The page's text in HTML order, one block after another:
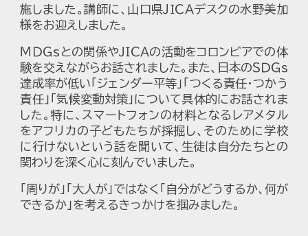
施しました。講師に、山口県ＪＩＣＡデスクの水野美加
様をお迎えしました。
ＭＤＧｓとの関係やＪＩＣＡの活動をコロンビアでの体
験を交えながらお話されました。また、日本のＳＤＧｓ
達成率が低い「ジェンダー平等」「つくる責任・つかう
責任」「気候変動対策」について具体的にお話されま
した。特に、スマートフォンの材料となるレアメタル
をアフリカの子どもたちが採掘し、そのために学校
に行けないという話を聞いて、生徒は自分たちとの
関わりを深く心に刻んでいました。
「周りが」「大人が」ではなく「自分がどうするか、何が
できるか」を考えるきっかけを掴みました。